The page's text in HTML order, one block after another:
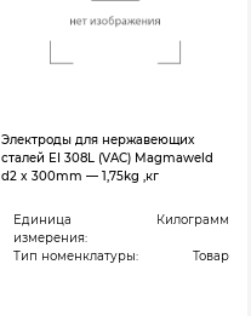
Электроды для нержавеющих
сталей EI 308L (VAC) Magmaweld
d2 x 300mm — 1,75kg ,кг
Единица
измерения:
Килограмм
Тип номенклатуры: Товар